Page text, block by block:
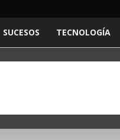
SUCESOS TECNOLOGÍA